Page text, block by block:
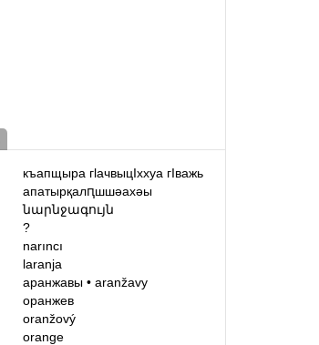
къапщыра гlачвыцIххуа гIважь
апатырқалԥшшәахәы
նարնջագույն
?
narıncı
laranja
аранжавы• aranžavy
оранжев
oranžový
orange